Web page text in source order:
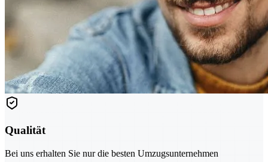
Qualität
Bei uns erhalten Sie nur die besten Umzugsunternehmen